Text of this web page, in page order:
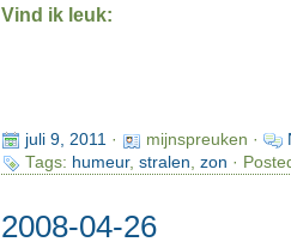
Vind ik leuk:
juli 9, 2011· mijnspreuken ·
Tags: humeur, stralen, zon ·
2008-04-26